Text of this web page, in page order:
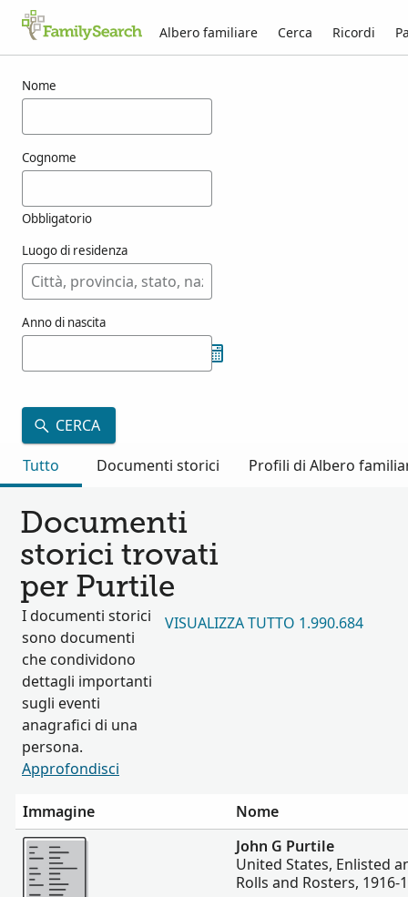
Albero familiare Cerca Ricordi
Nome
Cognome
Obbligatorio
Luogo di residenza
Anno di nascita
CERCA
Tutto
Documenti storici Profili di Albero
Documenti
storici trovati
per Purtile
I documenti storici
sono documenti
che condividono
dettagli importanti
sugli eventi
anagrafici di una
persona.
Approfondisci
VISUALIZZA TUTTO 1.990.684
Immagine
Nome
Altro
John G Purtile
United States, Enlisted
Rolls and Rosters, 1916-